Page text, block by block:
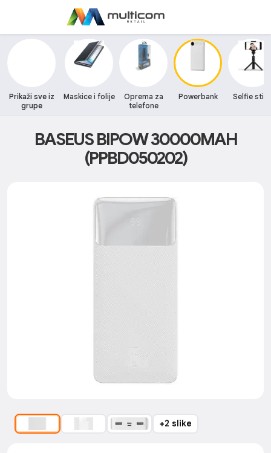
Prikaži sve iz
grupe
Maskice i folije
Oprema za
telefone
Powerbank Selfie stick
BASEUS BIPOW 30000MAH
(PPBD050202)
+2 slike